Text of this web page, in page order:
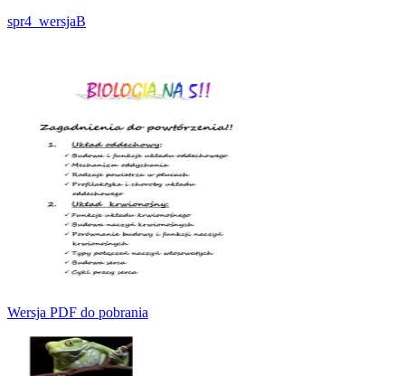
spr4_wersjaB
Wersja PDF do pobrania